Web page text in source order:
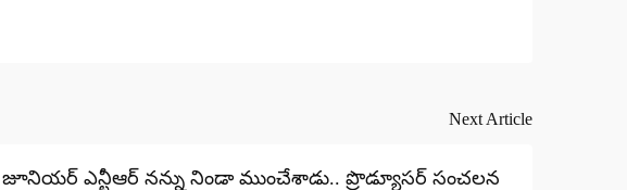
Next Article
జూనియర్‌ ఎన్టీఆర్‌ నన్ను నిండా ముంచేశాడు.. ప్రొడ్యూసర్‌ సంచలన